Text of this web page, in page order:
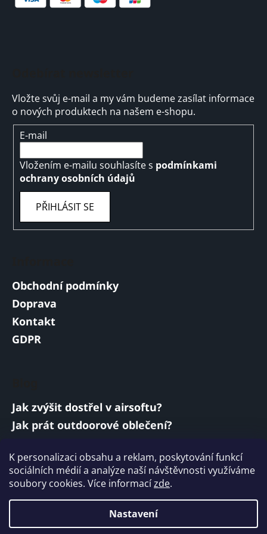
K personalizaci obsahu a reklam, poskytování funkcí
sociálních médií a analýze naší návštěvnosti využíváme
soubory cookies. Více informacízde.
Nastavení
Vložte svůj e-mail a my vám budeme zasílat informace
o nových produktech na našem e-shopu.
E-mail
Vložením e-mailu souhlasíte s podmínkami
ochrany osobních údajů
PŘIHLÁSIT SE
Obchodní podmínky
Doprava
Kontakt
GDPR
Jak zvýšit dostřel v airsoftu?
Jak prát outdoorové oblečení?
Vojenská a armádní sluchátka: co musí
splňovat?
ARCHIV